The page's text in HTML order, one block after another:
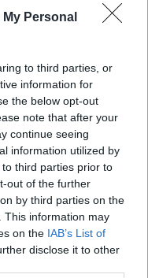
Personal
to third parties, or
information for
the below opt-out
note that after your
continue seeing
information utilized by
third parties prior to
out of the further
by third parties on the
This information may
on the IAB’s List of
disclose it to other
inflammatoire. Il
laryngite aiguë du
la quantité
viscosité et à
pas être